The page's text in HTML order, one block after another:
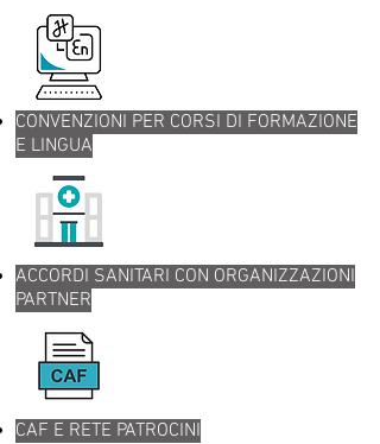
CONVENZIONI PER CORSI DI FORMAZIONE
E LINGUA
ACCORDI SANITARI CON ORGANIZZAZIONI
PARTNER​
CAF E RETE PATROCINI